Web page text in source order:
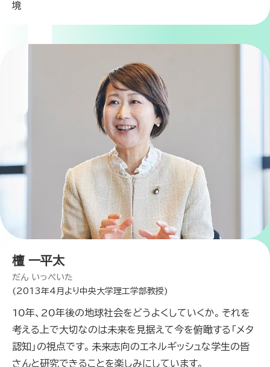
境
檀 一平太
だん いっぺいた
(2013年4月より中央大学理工学部教授)
10年、20年後の地球社会をどうよくしていくか。それを
考える上で大切なのは未来を見据えて今を俯瞰する「メタ
認知」の視点です。未来志向のエネルギッシュな学生の皆
さんと研究できることを楽しみにしています。